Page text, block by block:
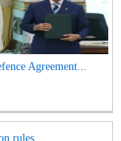
Agreement...
rules...